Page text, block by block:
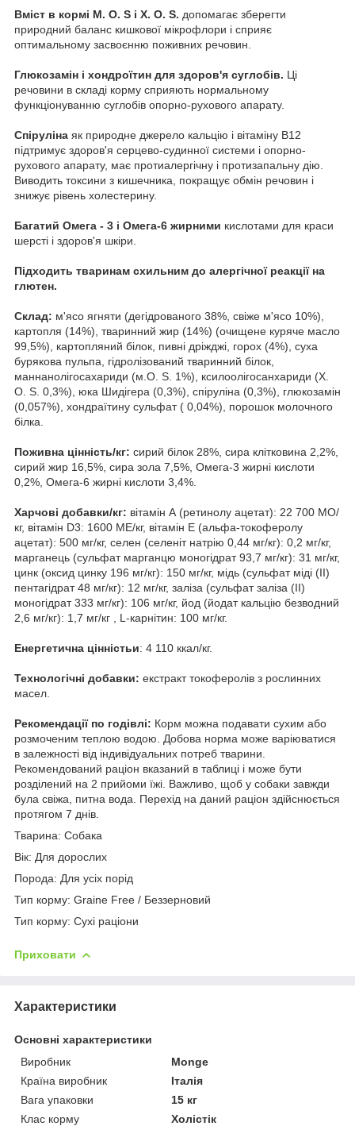
Вміст в кормі М. О. S і X. O. S. допомагає зберегти
природний баланс кишкової мікрофлори і сприяє
оптимальному засвоєнню поживних речовин.
Глюкозамін і хондроїтин для здоров'я суглобів. Ці
речовини в складі корму сприяють нормальному
функціонуванню суглобів опорно-рухового апарату.
Спіруліна як природне джерело кальцію і вітаміну В12
підтримує здоров'я серцево-судинної системи і опорно-
рухового апарату, має протиалергічну і протизапальну дію.
Виводить токсини з кишечника, покращує обмін речовин і
знижує рівень холестерину.
Багатий Омега - 3 і Омега-6 жирними кислотами для краси
шерсті і здоров'я шкіри.
Підходить тваринам схильним до алергічної реакції на
глютен.
Склад: м'ясо ягняти (дегідрованого 38%, свіже м'ясо 10%),
картопля (14%), тваринний жир (14%) (очищене куряче масло
99,5%), картопляний білок, пивні дріжджі, горох (4%), суха
бурякова пульпа, гідролізований тваринний білок,
маннанолігосахариди (м.O. S. 1%), ксилоолігосанхариди (Х.
О. S. 0,3%), юка Шидігера (0,3%), спіруліна (0,3%), глюкозамін
(0,057%), хондраїтину сульфат ( 0,04%), порошок молочного
білка.
Поживна цінність/кг: сирий білок 28%, сира клітковина 2,2%,
сирий жир 16,5%, сира зола 7,5%, Омега-3 жирні кислоти
0,2%, Омега-6 жирні кислоти 3,4%.
Харчові добавки/кг: вітамін А (ретинолу ацетат): 22 700 МО/
кг, вітамін D3: 1600 МЕ/кг, вітамін Е (альфа-токоферолу
ацетат): 500 мг/кг, селен (селеніт натрію 0,44 мг/кг): 0,2 мг/кг,
марганець (сульфат марганцю моногідрат 93,7 мг/кг): 31 мг/кг,
цинк (оксид цинку 196 мг/кг): 150 мг/кг, мідь (сульфат міді (II)
пентагідрат 48 мг/кг): 12 мг/кг, заліза (сульфат заліза (II)
моногідрат 333 мг/кг): 106 мг/кг, йод (йодат кальцію безводний
2,6 мг/кг): 1,7 мг/кг , L-карнітин: 100 мг/кг.
Енергетична цінністьи: 4 110 ккал/кг.
Технологічні добавки: екстракт токоферолів з рослинних
масел.
Рекомендації по годівлі: Корм можна подавати сухим або
розмоченим теплою водою. Добова норма може варіюватися
в залежності від індивідуальних потреб тварини.
Рекомендований раціон вказаний в таблиці і може бути
розділений на 2 прийоми їжі. Важливо, щоб у собаки завжди
була свіжа, питна вода. Перехід на даний раціон здійснюється
протягом 7 днів.
Тварина: Собака
Вік: Для дорослих
Порода: Для усіх порід
Тип корму: Graine Free / Беззерновий
Тип корму: Сухі раціони
Приховати
Характеристики
Основні характеристики
Виробник
Monge
Країна виробник
Італія
Вага упаковки
15 кг
Клас корму
Холістік